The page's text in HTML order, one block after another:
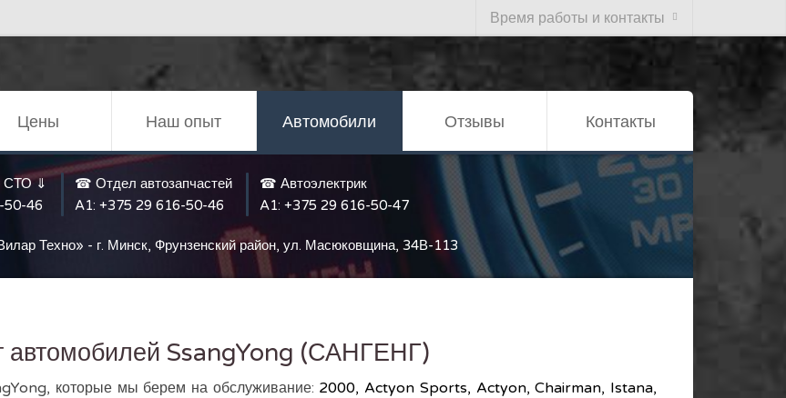
Время работы и контакты
Цены Наш опыт Автомобили Отзывы Контакты
СТО ⇓
50-46
☎ Отдел автозапчастей
A1: +375 29 616-50-46
☎ Автоэлектрик
A1: +375 29 616-50-47
Техно» - г. Минск, Фрунзенский район, ул. Масюковщина, 34В-113
автомобилей SsangYong (САНГЕНГ)
которые мы берем на обслуживание: 2000, Actyon Sports, Actyon, Chairman, Istana,